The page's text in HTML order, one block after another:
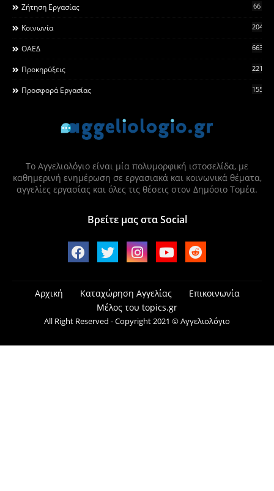
Ζήτηση Εργασίας 66
Κοινωνία 2044
ΟΑΕΔ 663
Προκηρύξεις 2215
Προσφορά Εργασίας 155
Το Αγγελιολόγιο είναι μία πολυμορφική ιστοσελίδα, με
καθημερινή ενημέρωση σε εργασιακά και κοινωνικά θέματα,
αγγελίες εργασίας και όλες τις θέσεις στον Δημόσιο Τομέα.
Βρείτε μας στα Social
Αρχική Καταχώρηση Αγγελίας
Επικοινωνία
Μέλος του topics.gr
All Right Reserved - Copyright 2021 © Αγγελιολόγιο